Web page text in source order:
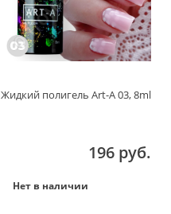
Жидкий полигель Art-A 03, 8ml
196 руб.
Нет в наличии